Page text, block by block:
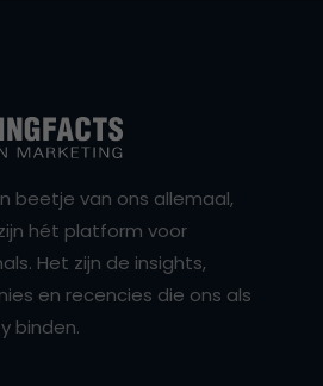
beetje van ons allemaal,
hét platform voor
Het zijn de insights,
en recencies die ons als
binden.